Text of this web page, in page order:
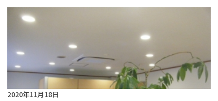
2020年11月18日